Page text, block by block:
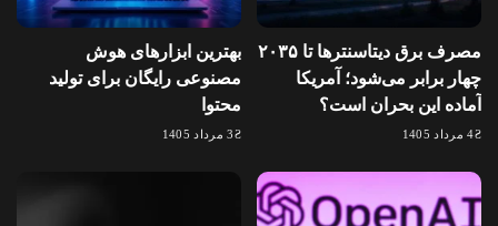
مصرف برق دیتاسنترها تا ۲۰۳۵
چهار برابر می‌شود؛ آمریکا
آماده این بحران است؟
4 مرداد 1405
بهترین ابزارهای هوش
مصنوعی رایگان برای تولید
محتوا
3 مرداد 1405